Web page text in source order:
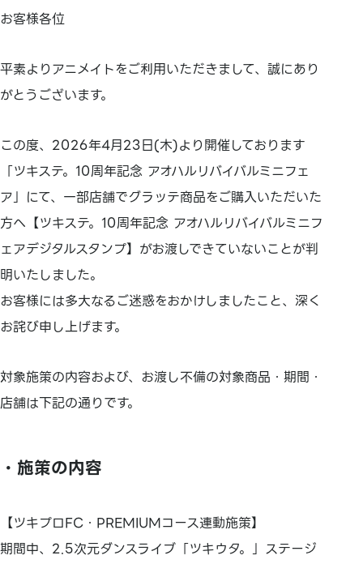
お客様各位
平素よりアニメイトをご利用いただきまして、誠にあり
がとうございます。
この度、2026年4月23日(木)より開催しております
「ツキステ。10周年記念 アオハルリバイバルミニフェ
ア」にて、一部店舗でグラッテ商品をご購入いただいた
方へ【ツキステ。10周年記念 アオハルリバイバルミニフ
ェアデジタルスタンプ】がお渡しできていないことが判
明いたしました。
お客様には多大なるご迷惑をおかけしましたこと、深く
お詫び申し上げます。
対象施策の内容および、お渡し不備の対象商品・期間・
店舗は下記の通りです。
・施策の内容
【ツキプロFC・PREMIUMコース連動施策】
期間中、2.5次元ダンスライブ「ツキウタ。」ステージ